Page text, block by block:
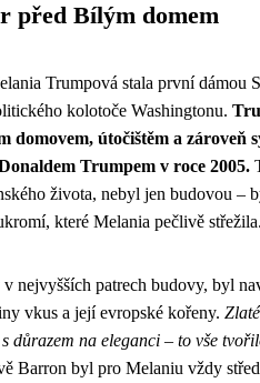
před Bílým domem
Trumpová stala první dámou
kolotoče Washingtonu.
domovem, útočištěm a zároveň
Trumpem v roce 2005.
života, nebyl jen budovou –
které Melania pečlivě
nejvyšších patrech budovy, byl
vkus a její evropské kořeny.
důrazem na eleganci – to vše
Barron byl pro Melaniu vždy